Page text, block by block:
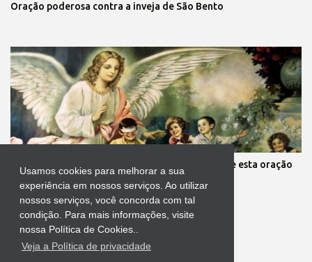
Usamos cookies para melhorar a sua
experiência em nossos serviços. Ao utilizar
nossos serviços, você concorda com tal
condição. Para mais informações, visite
nossa Política de Cookies..
Veja a Política de privacidade
Oração poderosa contra a inveja de São Bento
Mãe, você está preocupada com seus filhos? Reze esta oração
aos anjos da guarda deles
Tecnologia do Blogger